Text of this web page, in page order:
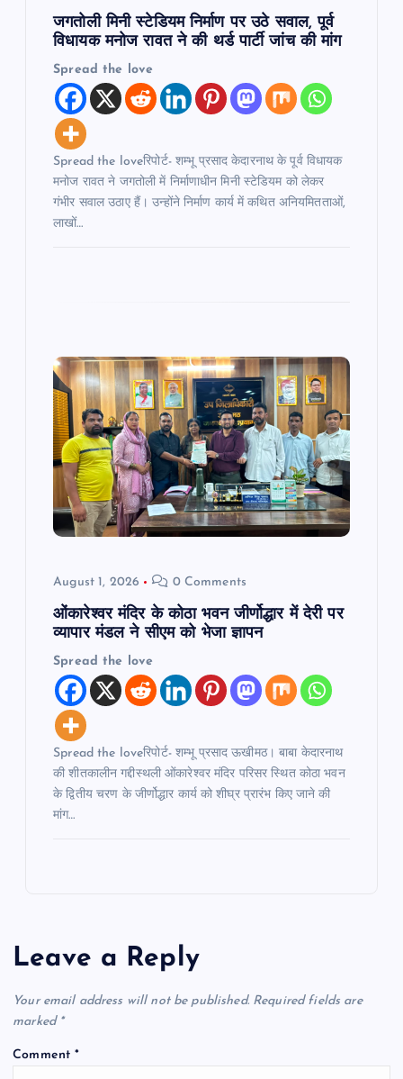
जगतोली मिनी स्टेडियम निर्माण पर उठे सवाल, पूर्व
विधायक मनोज रावत ने की थर्ड पार्टी जांच की मांग
Spread the love
Spread the loveरिपोर्ट- शम्भू प्रसाद केदारनाथ के पूर्व विधायक
मनोज रावत ने जगतोली में निर्माणाधीन मिनी स्टेडियम को लेकर
गंभीर सवाल उठाए हैं। उन्होंने निर्माण कार्य में कथित अनियमितताओं,
लाखों…
August 1, 2026 0 Comments
ओंकारेश्वर मंदिर के कोठा भवन जीर्णोद्धार में देरी पर
व्यापार मंडल ने सीएम को भेजा ज्ञापन
Spread the love
Spread the loveरिपोर्ट- शम्भू प्रसाद ऊखीमठ। बाबा केदारनाथ
की शीतकालीन गद्दीस्थली ओंकारेश्वर मंदिर परिसर स्थित कोठा भवन
के द्वितीय चरण के जीर्णोद्धार कार्य को शीघ्र प्रारंभ किए जाने की
मांग…
Leave a Reply
Your email address will not be published. Required fields are
marked *
Comment*